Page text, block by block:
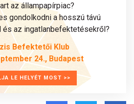
az állampapírpiac?
gondolkodni a hosszú távú
és az ingatlanbefektetésekről?
Befektetői Klub
24., Budapest
LE HELYÉT MOST >>